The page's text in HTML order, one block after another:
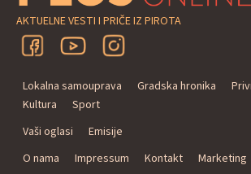
AKTUELNE VESTI I PRIČE IZ PIROTA
Lokalna samouprava Gradska hronika
Kultura
Sport
Vaši oglasi
Emisije
O nama
Impressum Kontakt Marketing